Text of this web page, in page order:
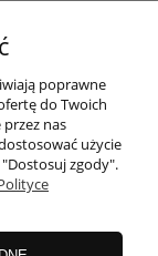
poprawne
do Twoich
nas
użycie
zgody".